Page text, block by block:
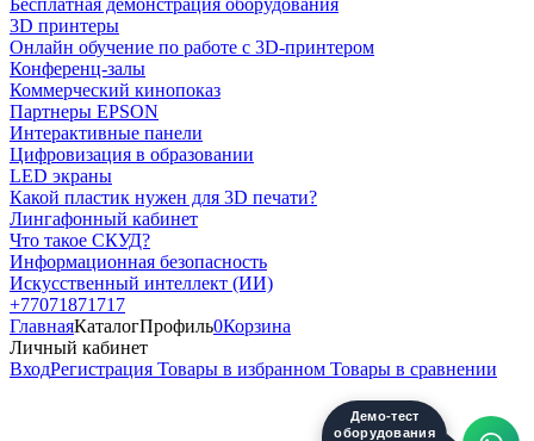
Бесплатная демонстрация оборудования
3D принтеры
Онлайн обучение по работе с 3D-принтером
Конференц-залы
Коммерческий кинопоказ
Партнеры EPSON
Интерактивные панели
Цифровизация в образовании
LED экраны
Какой пластик нужен для 3D печати?
Лингафонный кабинет
Что такое СКУД?
Информационная безопасность
Искусственный интеллект (ИИ)
+77071871717
Демо-тест
оборудования
ГлавнаяКаталогПрофиль0Корзина
Личный кабинет
ВходРегистрация Товары в избранном Товары в сравнении